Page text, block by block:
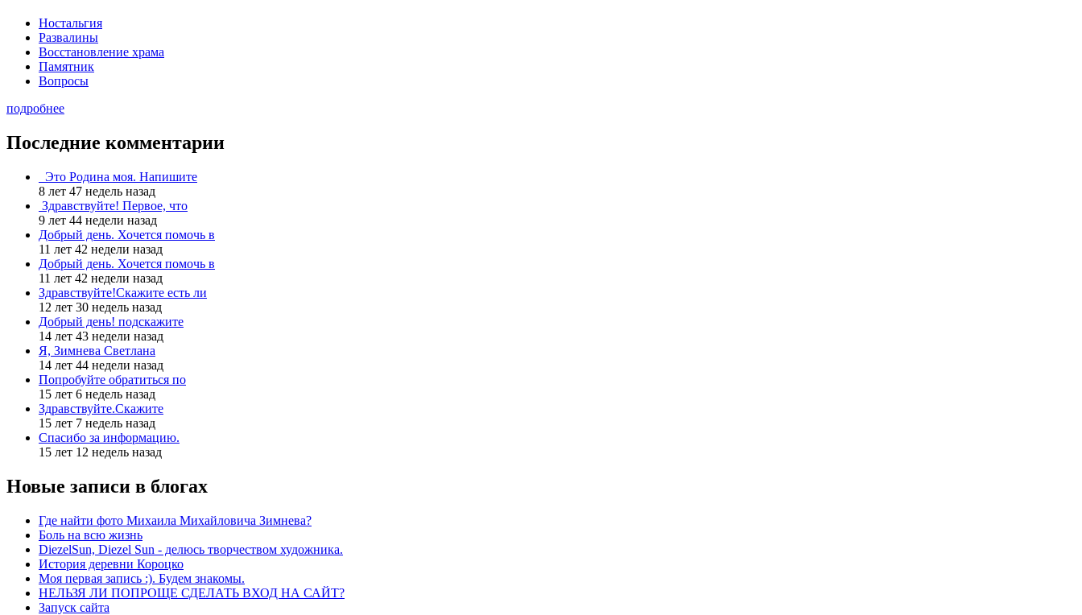
Ностальгия
Развалины
Восстановление храма
Памятник
Вопросы
подробнее
Последние комментарии
Это Родина моя. Напишите
8 лет 47 недель назад
Здравствуйте! Первое, что
9 лет 44 недели назад
Добрый день. Хочется помочь в
11 лет 42 недели назад
Добрый день. Хочется помочь в
11 лет 42 недели назад
Здравствуйте!Скажите есть ли
12 лет 30 недель назад
Добрый день! подскажите
14 лет 43 недели назад
Я, Зимнева Светлана
14 лет 44 недели назад
Попробуйте обратиться по
15 лет 6 недель назад
Здравствуйте.Скажите
15 лет 7 недель назад
Спасибо за информацию.
15 лет 12 недель назад
Новые записи в блогах
Где найти фото Михаила Михайловича Зимнева?
Боль на всю жизнь
DiezelSun, Diezel Sun - делюсь творчеством художника.
История деревни Короцко
Моя первая запись :). Будем знакомы.
НЕЛЬЗЯ ЛИ ПОПРОЩЕ СДЕЛАТЬ ВХОД НА САЙТ?
Запуск сайта